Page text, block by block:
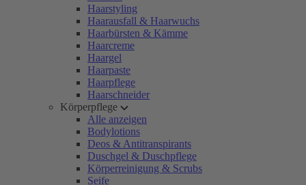
Haarstyling
Haarausfall & Haarwuchs
Haarbürsten & Kämme
Haarcreme
Haargel
Haarpaste
Haarpflege
Haarschneider
Körperpflege
Alle anzeigen
Bodylotions
Deos & Antitranspirants
Duschgel & Duschpflege
Körperreinigung & Scrubs
Seife